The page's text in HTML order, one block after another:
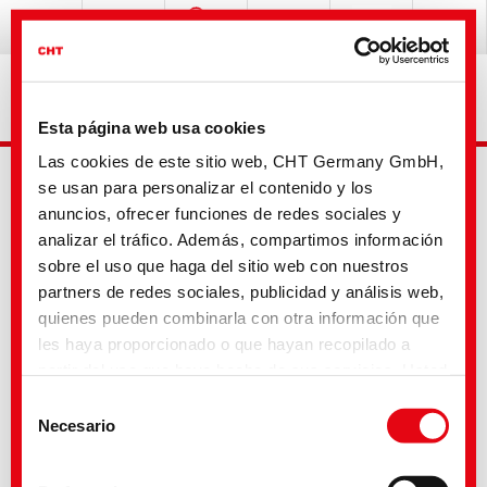
Esta página web usa cookies
Las cookies de este sitio web, CHT Germany GmbH,
se usan para personalizar el contenido y los
anuncios, ofrecer funciones de redes sociales y
analizar el tráfico. Además, compartimos información
sobre el uso que haga del sitio web con nuestros
partners de redes sociales, publicidad y análisis web,
quienes pueden combinarla con otra información que
les haya proporcionado o que hayan recopilado a
nuestro sitio web. Con algunos de los servicios
utilizados, existe la posibilidad de que los datos se
transfieran a los Estados Unidos y sean tratados por
Necesario
Busqueda avanzada
Tu selección